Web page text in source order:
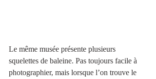
Le même musée présente plusieurs
squelettes de baleine. Pas toujours facile à
photographier, mais lorsque l’on trouve le